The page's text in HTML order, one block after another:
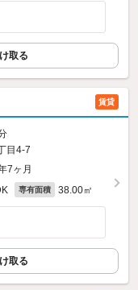
取る
賃貸
目4-7
7ヶ月
専有面積 38.00㎡
取る